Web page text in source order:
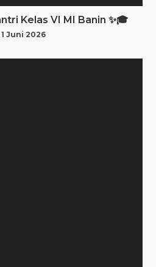
Kelas VI MI Banin ✨🎓
1 Juni 2026